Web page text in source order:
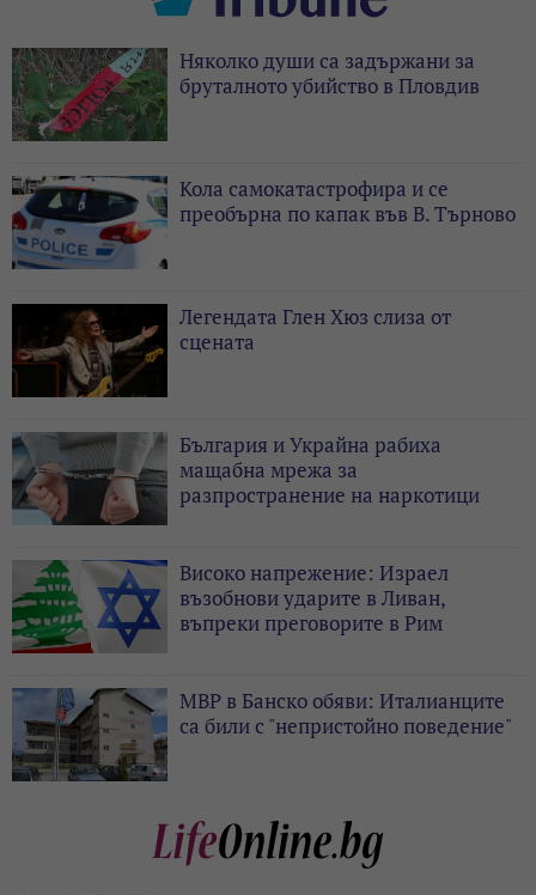
Няколко души са задържани за
бруталното убийство в Пловдив
Кола самокатастрофира и се
преобърна по капак във В. Търново
Легендата Глен Хюз слиза от
сцената
България и Украйна рабиха
мащабна мрежа за
разпространение на наркотици
Високо напрежение: Израел
възобнови ударите в Ливан,
въпреки преговорите в Рим
МВР в Банско обяви: Италианците
са били с "непристойно поведение"